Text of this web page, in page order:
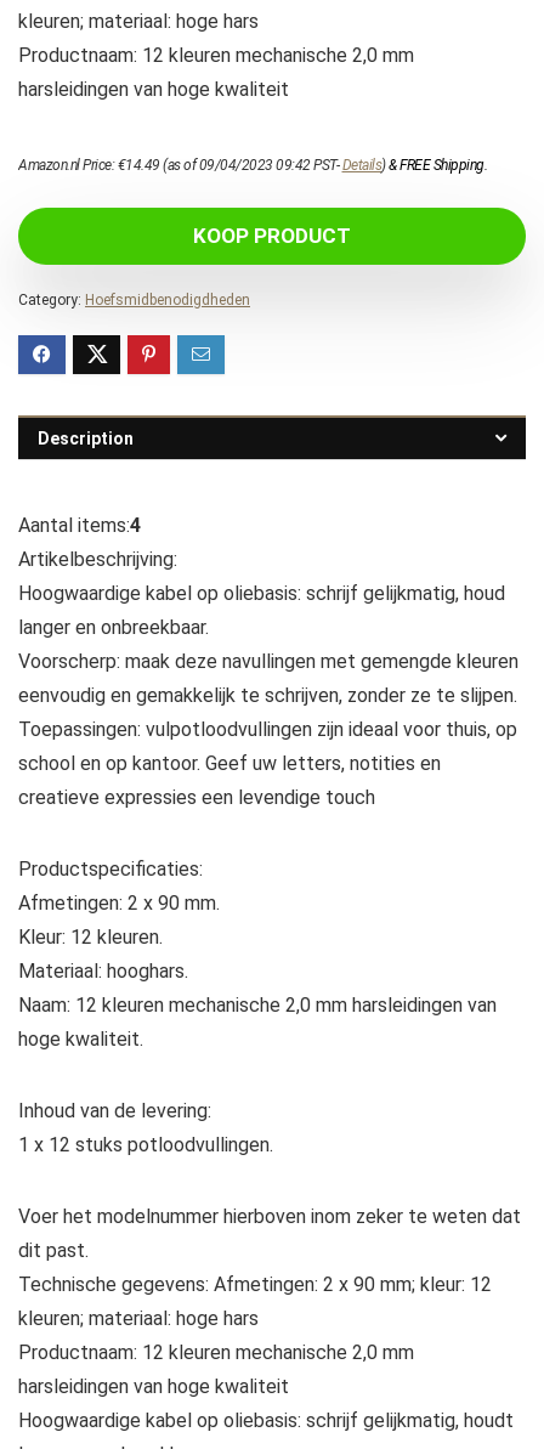
kleuren; materiaal: hoge hars
Productnaam: 12 kleuren mechanische 2,0 mm
harsleidingen van hoge kwaliteit
Amazon.nl Price:€14.49 (as of 09/04/2023 09:42 PST-Details)&FREE Shipping.
KOOP PRODUCT
Category: Hoefsmidbenodigdheden
Description
Aantal items:4
Artikelbeschrijving:
Hoogwaardige kabel op oliebasis: schrijf gelijkmatig, houd
langer en onbreekbaar.
Voorscherp: maak deze navullingen met gemengde kleuren
eenvoudig en gemakkelijk te schrijven, zonder ze te slijpen.
Toepassingen: vulpotloodvullingen zijn ideaal voor thuis, op
school en op kantoor. Geef uw letters, notities en
creatieve expressies een levendige touch
Productspecificaties:
Afmetingen: 2 x 90 mm.
Kleur: 12 kleuren.
Materiaal: hooghars.
Naam: 12 kleuren mechanische 2,0 mm harsleidingen van
hoge kwaliteit.
Inhoud van de levering:
1 x 12 stuks potloodvullingen.
Voer het modelnummer hierboven inom zeker te weten dat
dit past.
Technische gegevens: Afmetingen: 2 x 90 mm; kleur: 12
kleuren; materiaal: hoge hars
Productnaam: 12 kleuren mechanische 2,0 mm
harsleidingen van hoge kwaliteit
Hoogwaardige kabel op oliebasis: schrijf gelijkmatig, houdt